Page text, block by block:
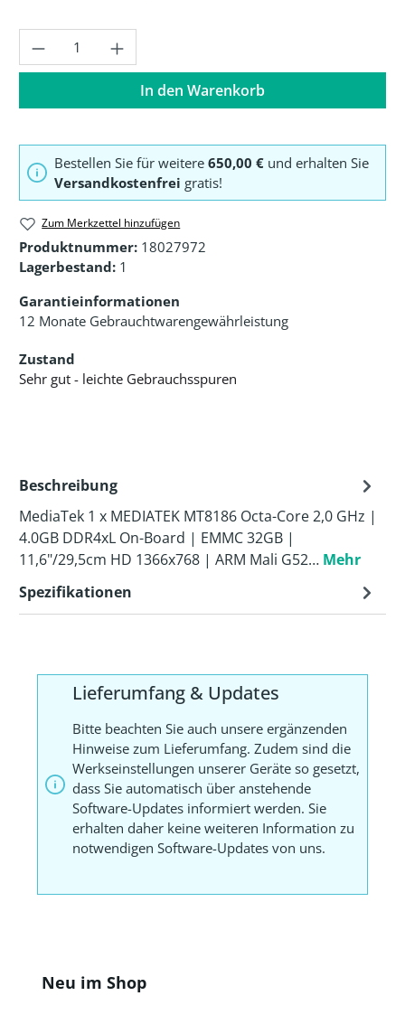
Produkt Anzahl: Gib den gewünschten
In den Warenkorb
Bestellen Sie für weitere 650,00 € und erhalten Sie
Versandkostenfrei gratis!
Zum Merkzettel hinzufügen
Produktnummer: 18027972
Lagerbestand: 1
Garantieinformationen
12 Monate Gebrauchtwarengewährleistung
Zustand
Sehr gut - leichte Gebrauchsspuren
Beschreibung
MediaTek 1 x MEDIATEK MT8186 Octa-Core 2,0 GHz |
4.0GB DDR4xL On-Board | EMMC 32GB |
11,6"/29,5cm HD 1366x768 | ARM Mali G52… Mehr
Spezifikationen
Lieferumfang & Updates
Bitte beachten Sie auch unsere ergänzenden
Hinweise zum Lieferumfang. Zudem sind die
Werkseinstellungen unserer Geräte so gesetzt,
dass Sie automatisch über anstehende
Software-Updates informiert werden. Sie
erhalten daher keine weiteren Information zu
notwendigen Software-Updates von uns.
Produktgalerie überspringen
Neu im Shop